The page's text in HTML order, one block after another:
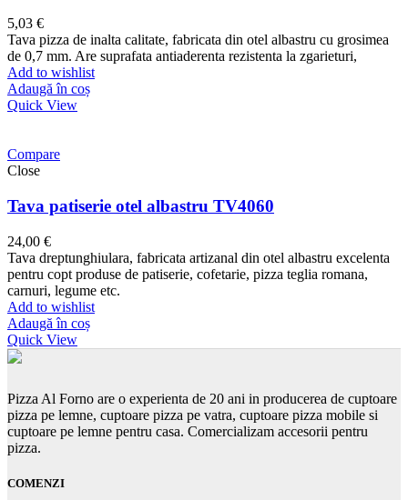
5,03 €
Tava pizza de inalta calitate, fabricata din otel albastru cu grosimea
de 0,7 mm. Are suprafata antiaderenta rezistenta la zgarieturi,
Add to wishlist
Adaugă în coș
Quick View
Compare
Close
Tava patiserie otel albastru TV4060
24,00 €
Tava dreptunghiulara, fabricata artizanal din otel albastru excelenta
pentru copt produse de patiserie, cofetarie, pizza teglia romana,
carnuri, legume etc.
Add to wishlist
Adaugă în coș
Quick View
Pizza Al Forno are o experienta de 20 ani in producerea de cuptoare
pizza pe lemne, cuptoare pizza pe vatra, cuptoare pizza mobile si
cuptoare pe lemne pentru casa. Comercializam accesorii pentru
pizza.
COMENZI